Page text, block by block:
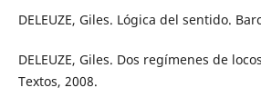
DELEUZE, Giles. Lógica del sentido.
DELEUZE, Giles. Dos regímenes de
Textos, 2008.